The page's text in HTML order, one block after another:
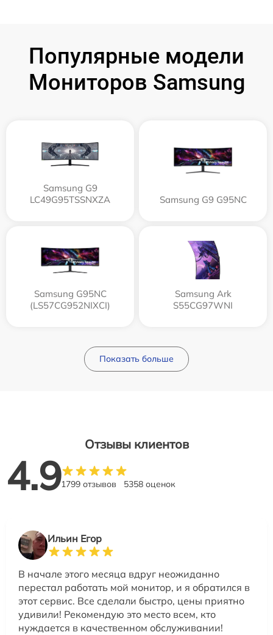
Популярные модели
Мониторов Samsung
Samsung G9
LC49G95TSSNXZA
Samsung G9 G95NC
Samsung G95NC
(LS57CG952NIXCI)
Samsung Ark
S55CG97WNI
Показать больше
Отзывы клиентов
4.91799 отзывов 5358 оценок
Ильин Егор
В начале этого месяца вдруг неожиданно
перестал работать мой монитор, и я обратился в
этот сервис. Все сделали быстро, цены приятно
удивили! Рекомендую это место всем, кто
нуждается в качественном обслуживании!